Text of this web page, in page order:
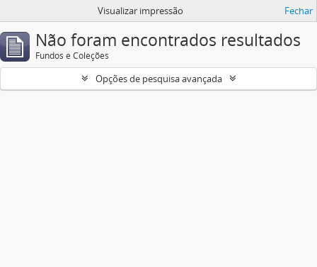
Visualizar impressão Fechar
Não foram encontrados resultados
Fundos e Coleções
Opções de pesquisa avançada